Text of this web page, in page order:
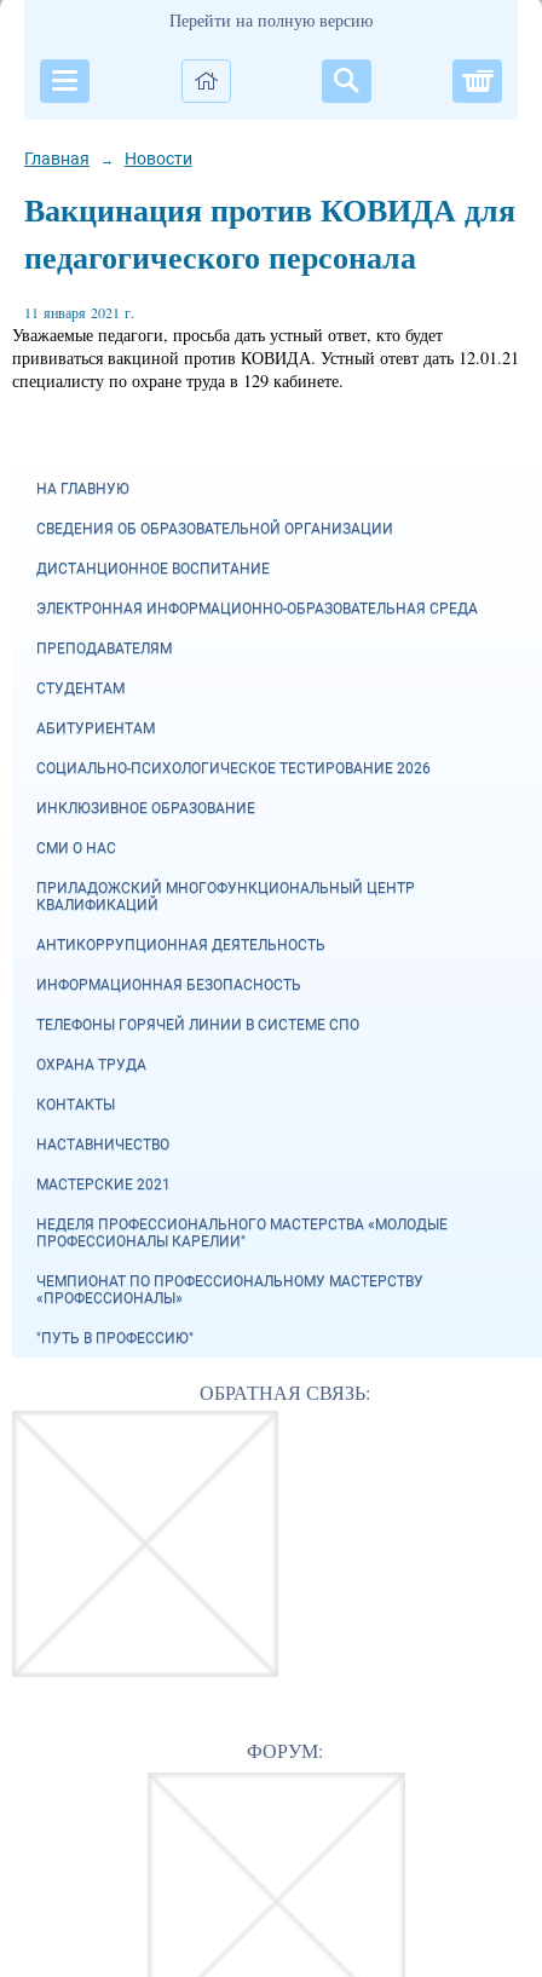
Перейти на полную версию
Главная → Новости
Вакцинация против КОВИДА для
педагогического персонала
11 января 2021 г.
Уважаемые педагоги, просьба дать устный ответ, кто будет
прививаться вакциной против КОВИДА. Устный отевт дать 12.01.21
специалисту по охране труда в 129 кабинете.
НА ГЛАВНУЮ
СВЕДЕНИЯ ОБ ОБРАЗОВАТЕЛЬНОЙ ОРГАНИЗАЦИИ
ДИСТАНЦИОННОЕ ВОСПИТАНИЕ
ЭЛЕКТРОННАЯ ИНФОРМАЦИОННО-ОБРАЗОВАТЕЛЬНАЯ СРЕДА
ПРЕПОДАВАТЕЛЯМ
СТУДЕНТАМ
АБИТУРИЕНТАМ
СОЦИАЛЬНО-ПСИХОЛОГИЧЕСКОЕ ТЕСТИРОВАНИЕ 2026
ИНКЛЮЗИВНОЕ ОБРАЗОВАНИЕ
СМИ О НАС
ПРИЛАДОЖСКИЙ МНОГОФУНКЦИОНАЛЬНЫЙ ЦЕНТР
КВАЛИФИКАЦИЙ
АНТИКОРРУПЦИОННАЯ ДЕЯТЕЛЬНОСТЬ
ИНФОРМАЦИОННАЯ БЕЗОПАСНОСТЬ
ТЕЛЕФОНЫ ГОРЯЧЕЙ ЛИНИИ В СИСТЕМЕ СПО
ОХРАНА ТРУДА
КОНТАКТЫ
НАСТАВНИЧЕСТВО
МАСТЕРСКИЕ 2021
НЕДЕЛЯ ПРОФЕССИОНАЛЬНОГО МАСТЕРСТВА «МОЛОДЫЕ
ПРОФЕССИОНАЛЫ КАРЕЛИИ"
ЧЕМПИОНАТ ПО ПРОФЕССИОНАЛЬНОМУ МАСТЕРСТВУ
«ПРОФЕССИОНАЛЫ»
"ПУТЬ В ПРОФЕССИЮ"
ОБРАТНАЯ СВЯЗЬ:
ФОРУМ: